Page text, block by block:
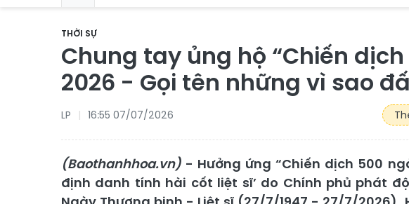
THỜI SỰ
Chung tay ủng hộ “Chiến
2026 - Gọi tên những vì sao
LP 16:55 07/07/2026
(Baothanhhoa.vn) - Hưởng ứng “Chiến dịch 500
định danh tính hài cốt liệt sĩ’ do Chính phủ phát